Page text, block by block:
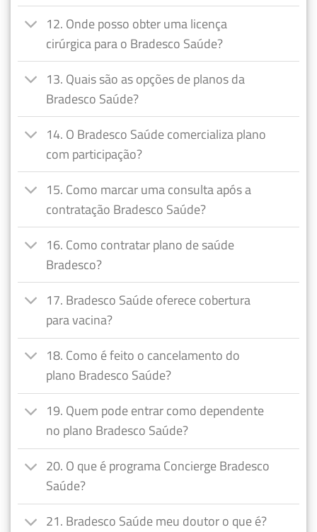
12. Onde posso obter uma licença
cirúrgica para o Bradesco Saúde?
13. Quais são as opções de planos da
Bradesco Saúde?
14. O Bradesco Saúde comercializa plano
com participação?
15. Como marcar uma consulta após a
contratação Bradesco Saúde?
16. Como contratar plano de saúde
Bradesco?
17. Bradesco Saúde oferece cobertura
para vacina?
18. Como é feito o cancelamento do
plano Bradesco Saúde?
19. Quem pode entrar como dependente
no plano Bradesco Saúde?
20. O que é programa Concierge Bradesco
Saúde?
21. Bradesco Saúde meu doutor o que é?